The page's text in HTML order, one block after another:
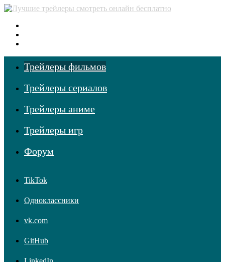
Трейлеры фильмов
Трейлеры сериалов
Трейлеры аниме
Трейлеры игр
Форум
TikTok
Одноклассники
vk.com
GitHub